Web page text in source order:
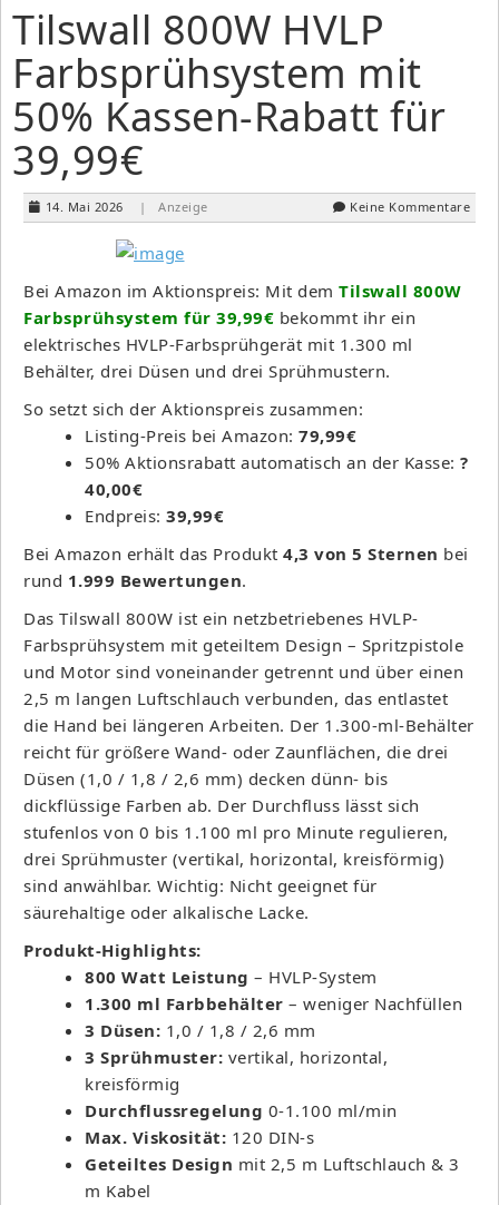
Tilswall 800W HVLP
Farbsprühsystem mit
50% Kassen-Rabatt für
39,99€
14. Mai 2026 | Anzeige Keine Kommentare
Bei Amazon im Aktionspreis: Mit dem Tilswall 800W
Farbsprühsystem für 39,99€ bekommt ihr ein
elektrisches HVLP-Farbsprühgerät mit 1.300 ml
Behälter, drei Düsen und drei Sprühmustern.
So setzt sich der Aktionspreis zusammen:
Listing-Preis bei Amazon: 79,99€
50% Aktionsrabatt automatisch an der Kasse: ?
40,00€
Endpreis: 39,99€
Bei Amazon erhält das Produkt 4,3 von 5 Sternen bei
rund 1.999 Bewertungen.
Das Tilswall 800W ist ein netzbetriebenes HVLP-
Farbsprühsystem mit geteiltem Design – Spritzpistole
und Motor sind voneinander getrennt und über einen
2,5 m langen Luftschlauch verbunden, das entlastet
die Hand bei längeren Arbeiten. Der 1.300-ml-Behälter
reicht für größere Wand- oder Zaunflächen, die drei
Düsen (1,0 / 1,8 / 2,6 mm) decken dünn- bis
dickflüssige Farben ab. Der Durchfluss lässt sich
stufenlos von 0 bis 1.100 ml pro Minute regulieren,
drei Sprühmuster (vertikal, horizontal, kreisförmig)
sind anwählbar. Wichtig: Nicht geeignet für
säurehaltige oder alkalische Lacke.
Produkt-Highlights:
800 Watt Leistung – HVLP-System
1.300 ml Farbbehälter – weniger Nachfüllen
3 Düsen: 1,0 / 1,8 / 2,6 mm
3 Sprühmuster: vertikal, horizontal,
kreisförmig
Durchflussregelung 0-1.100 ml/min
Max. Viskosität: 120 DIN-s
Geteiltes Design mit 2,5 m Luftschlauch & 3
m Kabel